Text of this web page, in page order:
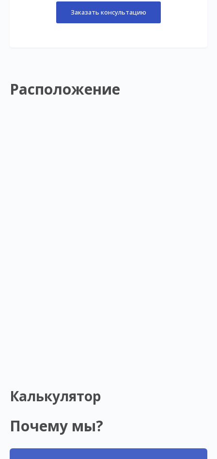
Заказать консультацию
Расположение
Калькулятор
Почему мы?